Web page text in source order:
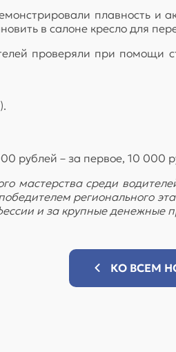
плавность и
в салоне кресло для
проверяли при
рублей – за первое, 10 000
мастерства среди
регионального
и за крупные денежные
КО ВСЕМ